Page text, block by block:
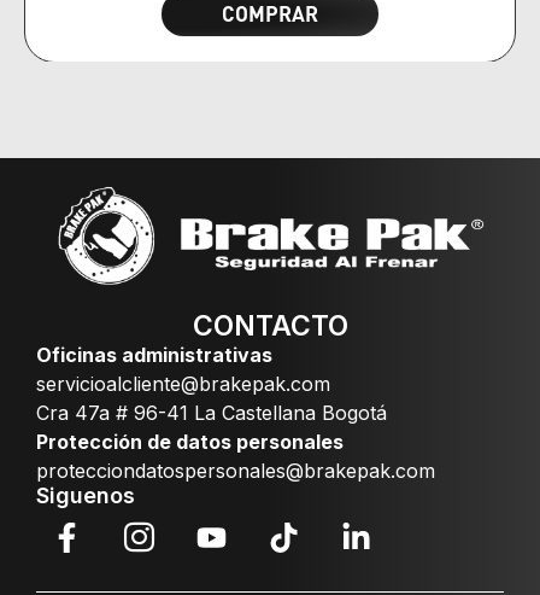
COMPRAR
CONTACTO
Oficinas administrativas
servicioalcliente@brakepak.com
Cra 47a # 96-41 La Castellana Bogotá
Protección de datos personales
protecciondatospersonales@brakepak.com
Siguenos